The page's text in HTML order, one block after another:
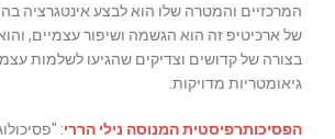
המרכזיים והמטרה שלו הוא לבצע אינטגרציה
של ארכיטיפ זה הוא הגשמה ושיפור עצמיים,
בצורה של קדושים וצדיקים שהגיעו לשלמות
גיאומטריות מדויקות.
הפסיכותרפיסטית המנוסה נילי הררי: